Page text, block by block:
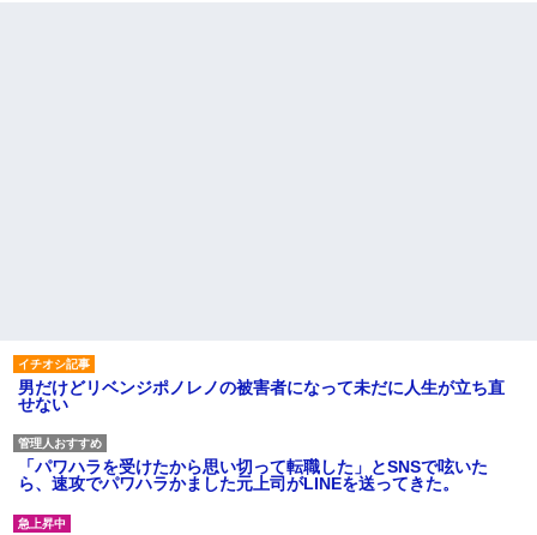
男だけどリベンジポノレノの被害者になって未だに人生が立ち直
せない
「パワハラを受けたから思い切って転職した」とSNSで呟いた
ら、速攻でパワハラかました元上司がLINEを送ってきた。